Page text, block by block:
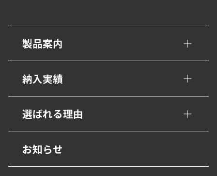
製品案内
手すり・壁面ガード
トイレ/介護補助手すり
衝撃吸収材・保護材
階段ノンスリップ
歩行用誘導鋲・点字鋲
納入実績
公共・文化施設
学校・教育施設
幼保・子育て施設
選ばれる理由
設計事務所の皆様へ
お知らせ